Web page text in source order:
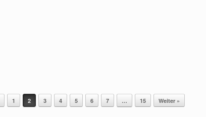
1 2 3 4 5 6 7 … 15 Weiter »